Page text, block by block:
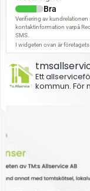
Ett
kommun. För